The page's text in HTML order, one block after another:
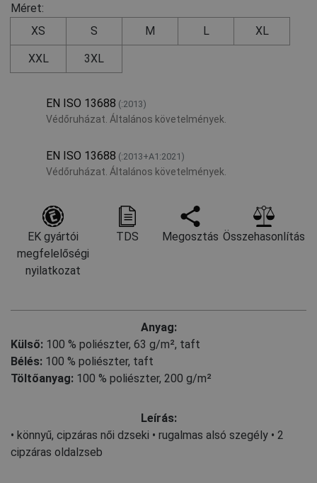
Méret:
XS
S M L XL
XXL 3XL
EN ISO 13688 (:2013)
Védőruházat. Általános követelmények.
EN ISO 13688 (:2013+A1:2021)
Védőruházat. Általános követelmények.
EK gyártói
megfelelőségi
nyilatkozat
TDS Megosztás Összehasonlítás
Anyag:
Külső: 100 % poliészter, 63 g/m², taft
Bélés: 100 % poliészter, taft
Töltőanyag: 100 % poliészter, 200 g/m²
Leírás:
• könnyű, cipzáras női dzseki • rugalmas alsó szegély • 2
cipzáras oldalzseb